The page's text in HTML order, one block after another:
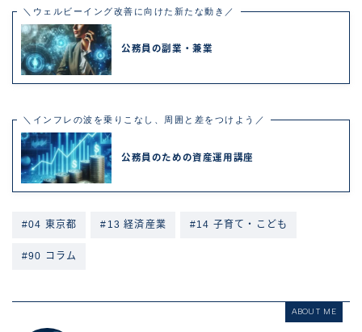
＼ウェルビーイング改善に向けた新たな動き／
公務員の副業・兼業
＼インフレの波を乗りこなし、周囲と差をつけよう／
公務員のための資産運用講座
#04 東京都 #13 経済産業 #14 子育て・こども
#90 コラム
ABOUT ME